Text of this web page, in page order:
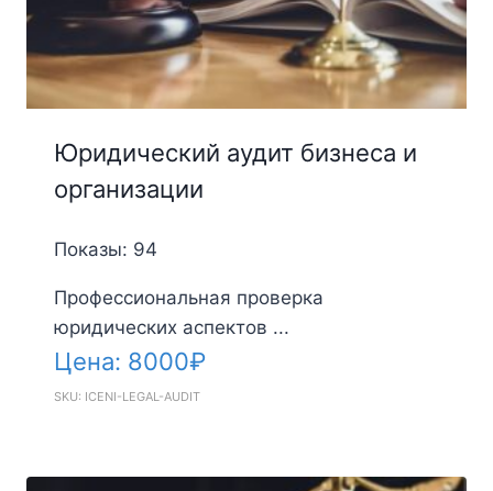
Юридический аудит бизнеса и
организации
Показы: 94
Профессиональная проверка
юридических аспектов ...
Цена: 8000₽
SKU: ICENI-LEGAL-AUDIT